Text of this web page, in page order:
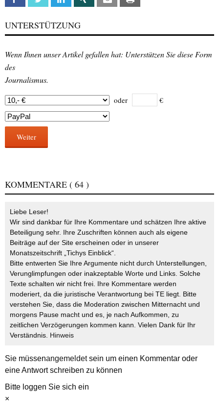
UNTERSTÜTZUNG
Wenn Ihnen unser Artikel gefallen hat: Unterstützen Sie diese Form
des
Journalismus.
oder €
Weiter
KOMMENTARE ( 64 )
Liebe Leser!
Wir sind dankbar für Ihre Kommentare und schätzen Ihre aktive
Beteiligung sehr. Ihre Zuschriften können auch als eigene
Beiträge auf der Site erscheinen oder in unserer
Monatszeitschrift „Tichys Einblick“.
Bitte entwerten Sie Ihre Argumente nicht durch Unterstellungen,
Verunglimpfungen oder inakzeptable Worte und Links. Solche
Texte schalten wir nicht frei. Ihre Kommentare werden
moderiert, da die juristische Verantwortung bei TE liegt. Bitte
verstehen Sie, dass die Moderation zwischen Mitternacht und
morgens Pause macht und es, je nach Aufkommen, zu
zeitlichen Verzögerungen kommen kann. Vielen Dank für Ihr
Verständnis. Hinweis
Sie müssenangemeldetsein um einen Kommentar oder
eine Antwort schreiben zu können
Bitte loggen Sie sich ein
×